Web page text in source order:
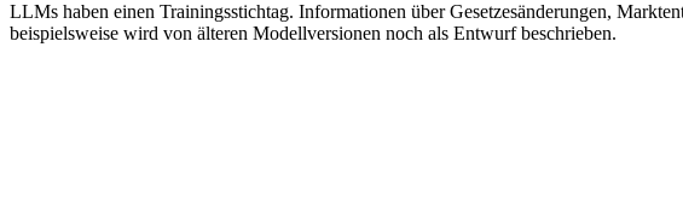
LLMs haben einen Trainingsstichtag. Informationen über Gesetzesänderungen,
beispielsweise wird von älteren Modellversionen noch als Entwurf beschrieben.